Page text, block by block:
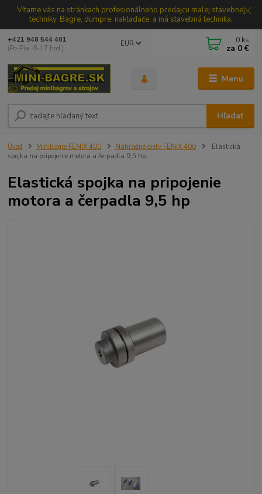
Vítame vás na stránkach profesionálneho predajcu malej stavebnej
techniky. Bagre, dumpre, nakladače, a iná stavebná technika.
Menu
EUR
Hľadať
+421 948 544 401
(Po-Pia, 8-17 hod.)
0 ks
za 0 €
Úvod Minibagre FENIX 400 Náhradné diely FENIX 400
Elastická
spojka na pripojenie motora a čerpadla 9,5 hp
Elastická spojka na pripojenie
motora a čerpadla 9,5 hp